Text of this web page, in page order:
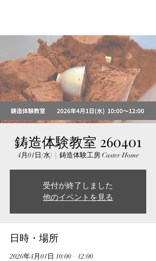
鋳造体験教室 260401
4月01日(水)
  |
鋳造体験工房 Caster Home
受付が終了しました
他のイベントを見る
日時・場所
2026年4月01日 10:00 – 12:00